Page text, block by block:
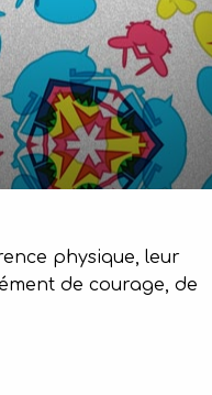
physique, leur
de courage, de